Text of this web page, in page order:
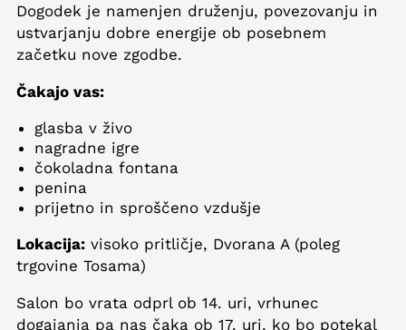
Dogodek je namenjen druženju, povezovanju in
ustvarjanju dobre energije ob posebnem
začetku nove zgodbe.
Čakajo vas:
glasba v živo
nagradne igre
čokoladna fontana
penina
prijetno in sproščeno vzdušje
Lokacija: visoko pritličje, Dvorana A (poleg
trgovine Tosama)
Salon bo vrata odprl ob 14. uri, vrhunec
dogajanja pa nas čaka ob 17. uri, ko bo potekal